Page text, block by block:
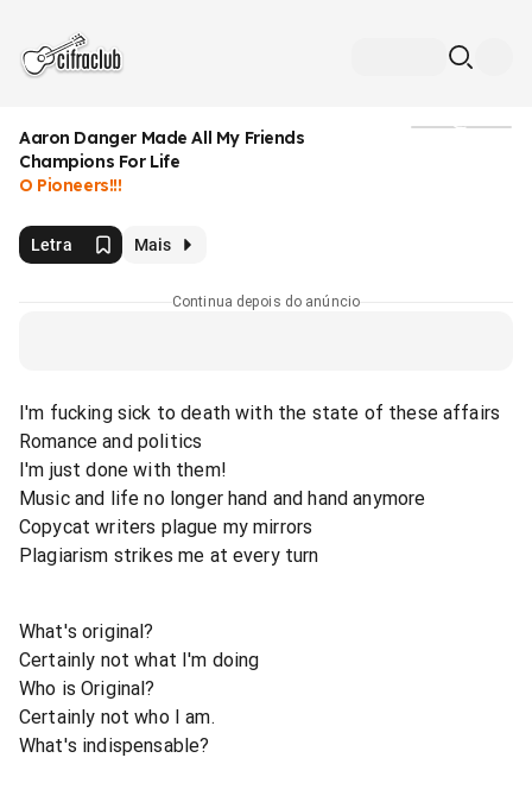
Aaron Danger Made All My Friends
Champions For Life
O Pioneers!!!
Letra Mais
Continua depois do anúncio
I'm fucking sick to death with the state of these affairs
Romance and politics
I'm just done with them!
Music and life no longer hand and hand anymore
Copycat writers plague my mirrors
Plagiarism strikes me at every turn
What's original?
Certainly not what I'm doing
Who is Original?
Certainly not who I am.
What's indispensable?